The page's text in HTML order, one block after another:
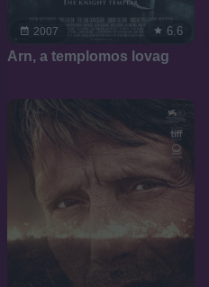
2007 6.6
Arn, a templomos lovag